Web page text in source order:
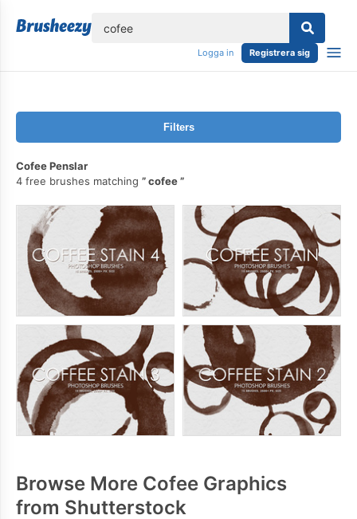
Logga in Registrera sig
Filters
Cofee Penslar
4 free brushes matching
cofee
Browse More Cofee Graphics
from Shutterstock